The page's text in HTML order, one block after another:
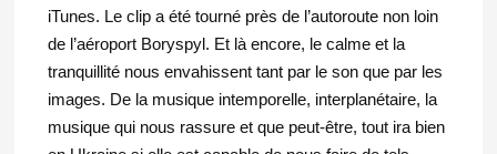
iTunes. Le clip a été tourné près de l’autoroute non loin
de l’aéroport Boryspyl. Et là encore, le calme et la
tranquillité nous envahissent tant par le son que par les
images. De la musique intemporelle, interplanétaire, la
musique qui nous rassure et que peut-être, tout ira bien